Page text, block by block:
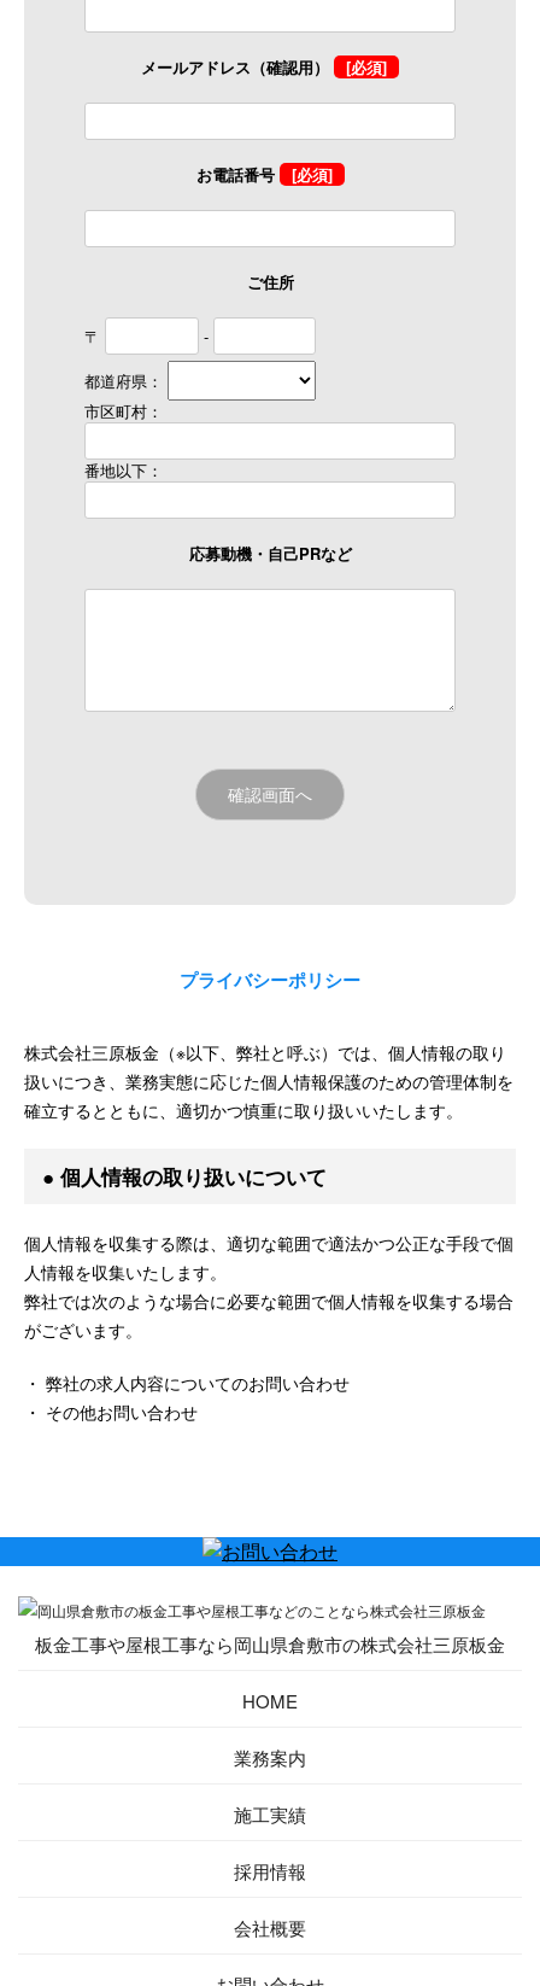
メールアドレス（確認用） [必須]
お電話番号 [必須]
ご住所
〒
-
都道府県：
市区町村：
番地以下：
応募動機・自己PRなど
プライバシーポリシー
株式会社三原板金（※以下、弊社と呼ぶ）では、個人情報の取り
扱いにつき、業務実態に応じた個人情報保護のための管理体制を
確立するとともに、適切かつ慎重に取り扱いいたします。
● 個人情報の取り扱いについて
個人情報を収集する際は、適切な範囲で適法かつ公正な手段で個
人情報を収集いたします。
弊社では次のような場合に必要な範囲で個人情報を収集する場合
がございます。
・ 弊社の求人内容についてのお問い合わせ
・ その他お問い合わせ
板金工事や屋根工事なら岡山県倉敷市の株式会社三原板金
HOME
業務案内
施工実績
採用情報
会社概要